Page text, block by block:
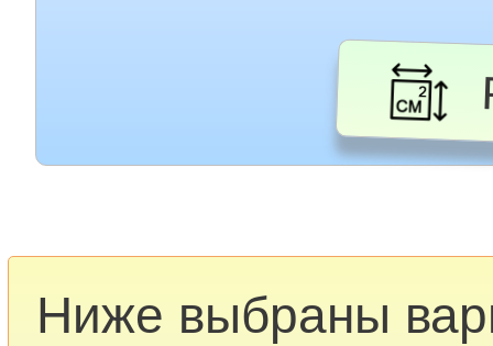
Ниже выбраны